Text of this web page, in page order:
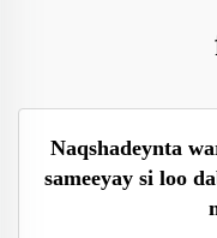
Naqshadeynta
sameeyay si loo